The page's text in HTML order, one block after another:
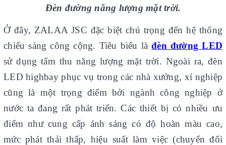
Đèn đường năng lượng mặt trời.
Ở đây, ZALAA JSC đặc biệt chú trọng đến hệ thống
chiếu sáng công cộng. Tiêu biểu làđèn đường LED
sử dụng tấm thu năng lượng mặt trời. Ngoài ra, đèn
LED highbay phục vụ trong các nhà xưởng, xí nghiệp
cũng là một trọng điểm bởi ngành công nghiệp ở
nước ta đang rất phát triển. Các thiết bị có nhiều ưu
điểm như cung cấp ánh sáng có độ hoàn màu cao,
mức phát thải thấp, hiệu suất làm việc (chuyển đổi